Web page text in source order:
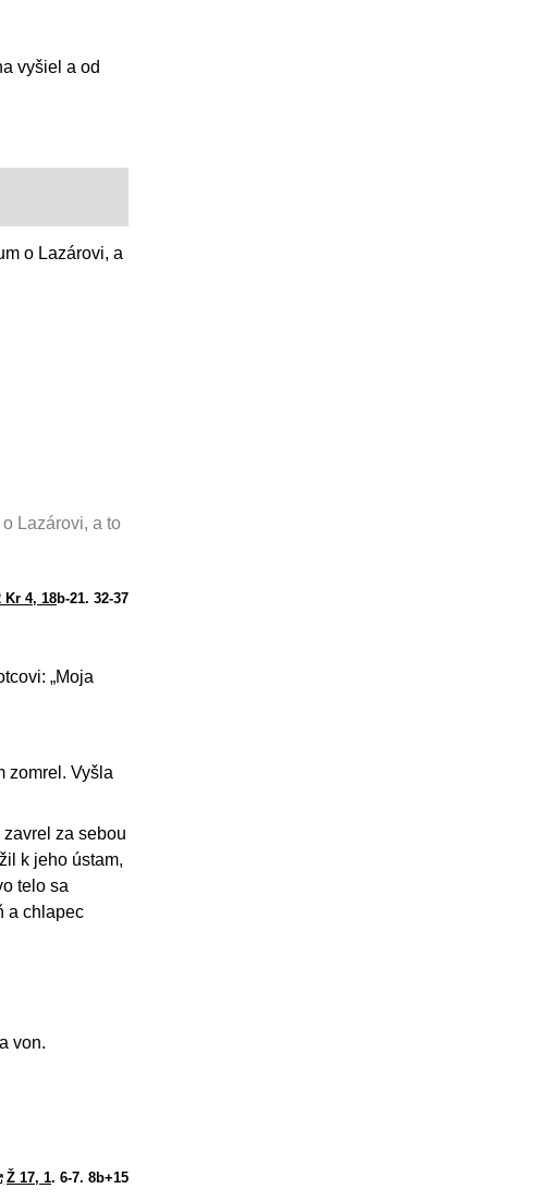
vyšiel a od
o Lazárovi, a
Lazárovi, a to
Kr 4, 18b-21. 32-37
„Moja
zomrel. Vyšla
za sebou
k jeho ústam,
telo sa
a chlapec
von.
Ž 17, 1. 6-7. 8b+15